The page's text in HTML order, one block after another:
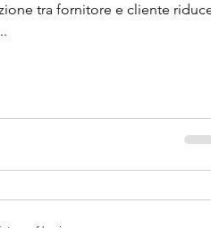
tra fornitore e cliente